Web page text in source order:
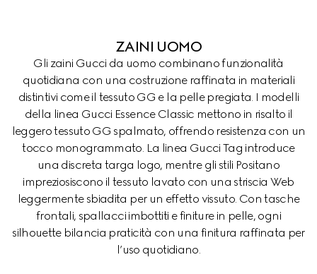
ZAINI UOMO
Gli zaini Gucci da uomo combinano funzionalità
quotidiana con una costruzione raffinata in materiali
distintivi come il tessuto GG e la pelle pregiata. I modelli
della linea Gucci Essence Classic mettono in risalto il
leggero tessuto GG spalmato, offrendo resistenza con un
tocco monogrammato. La linea Gucci Tag introduce
una discreta targa logo, mentre gli stili Positano
impreziosiscono il tessuto lavato con una striscia Web
leggermente sbiadita per un effetto vissuto. Con tasche
frontali, spallacci imbottiti e finiture in pelle, ogni
silhouette bilancia praticità con una finitura raffinata per
l’uso quotidiano.